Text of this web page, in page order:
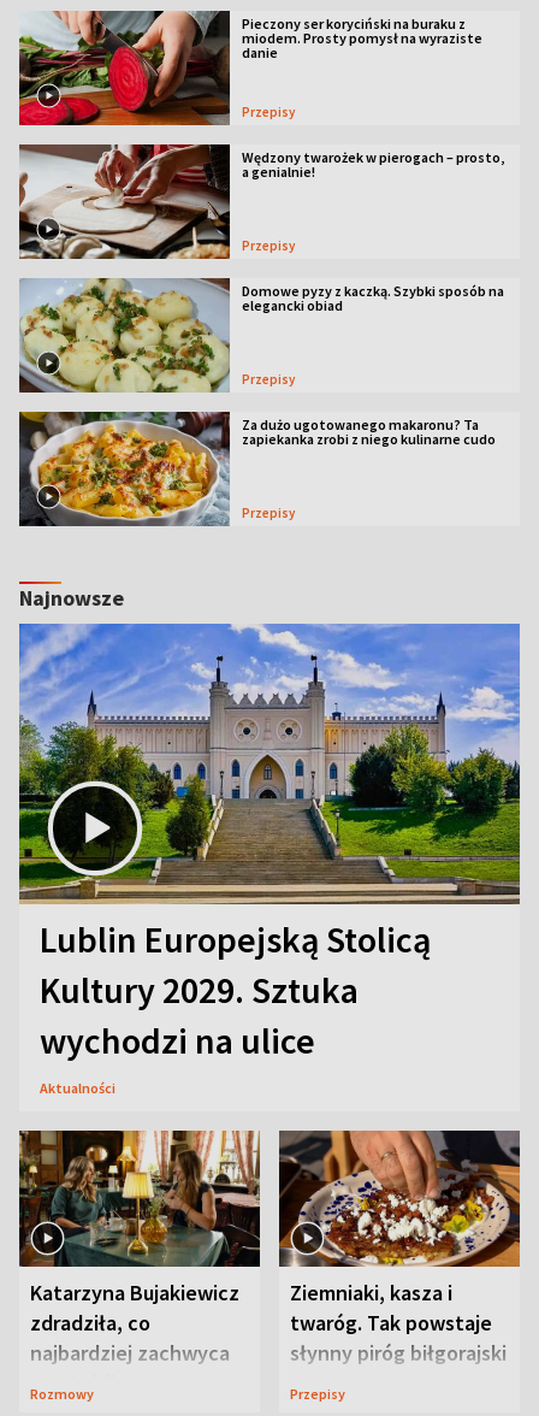
Pieczony ser koryciński na buraku z
miodem. Prosty pomysł na wyraziste
danie
Przepisy
Wędzony twarożek w pierogach – prosto,
a genialnie!
Przepisy
Domowe pyzy z kaczką. Szybki sposób na
elegancki obiad
Przepisy
Za dużo ugotowanego makaronu? Ta
zapiekanka zrobi z niego kulinarne cudo
Przepisy
Najnowsze
Lublin Europejską Stolicą
Kultury 2029. Sztuka
wychodzi na ulice
Aktualności
Katarzyna Bujakiewicz
zdradziła, co
najbardziej zachwyca
ją w Lublinie
Rozmowy
Ziemniaki, kasza i
twaróg. Tak powstaje
słynny piróg biłgorajski
Przepisy